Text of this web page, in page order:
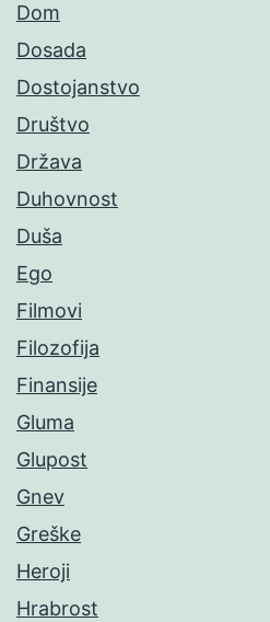
Dom
Dosada
Dostojanstvo
Društvo
Država
Duhovnost
Duša
Ego
Filmovi
Filozofija
Finansije
Gluma
Glupost
Gnev
Greške
Heroji
Hrabrost